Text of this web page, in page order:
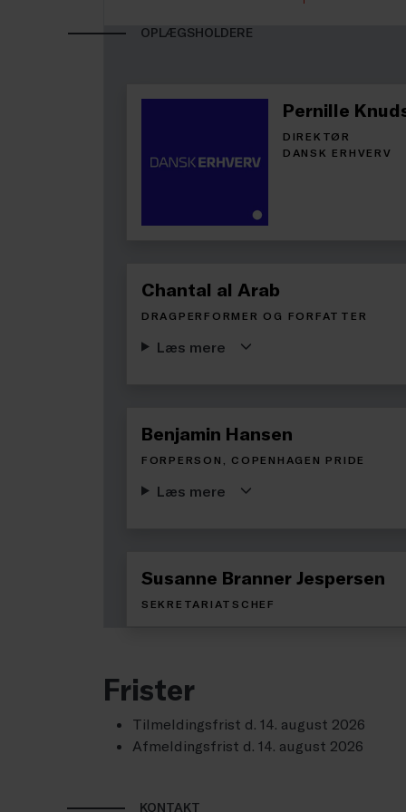
OPLÆGSHOLDERE
Pernille
DIREKTØR
DANSK ERHVERV
Chantal al Arab
DRAGPERFORMER OG FORFATTER
Læs mere
Benjamin Hansen
FORPERSON, COPENHAGEN PRIDE
Læs mere
Susanne Branner Jespersen
SEKRETARIATSCHEF
Frister
Tilmeldingsfrist d. 14. august 2026
Afmeldingsfrist d. 14. august 2026
KONTAKT